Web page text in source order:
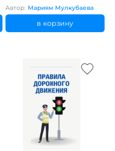
Автор: Мариям Мулкубаева
в корзину